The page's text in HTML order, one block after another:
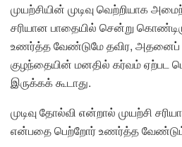
முயற்சியின் முடிவு வெற்றியாக
சரியான பாதையில் சென்று
உணர்த்த வேண்டுமே தவிர, அதனைப்
குழந்தையின் மனதில் கர்வம் ஏற்பட
இருக்கக் கூடாது.
முடிவு தோல்வி என்றால் முயற்சி
என்பதை பெற்றோர் உணர்த்த